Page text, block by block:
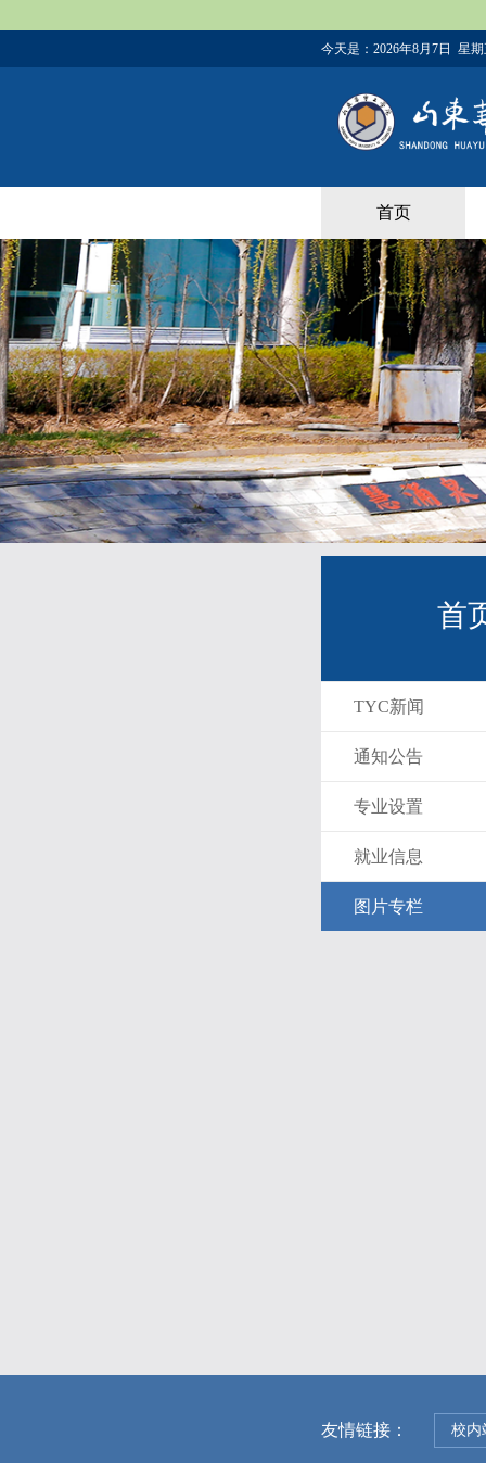
今天是： 2026年8月7日 星
首页
首
TYC新闻
通知公告
专业设置
就业信息
图片专栏
友情链接： 校内